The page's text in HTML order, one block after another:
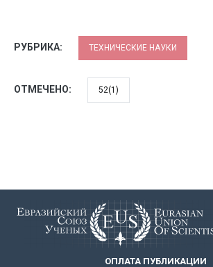
РУБРИКА: ТЕХНИЧЕСКИЕ НАУКИ
ОТМЕЧЕНО: 52(1)
ОПЛАТА ПУБЛИКАЦИИ